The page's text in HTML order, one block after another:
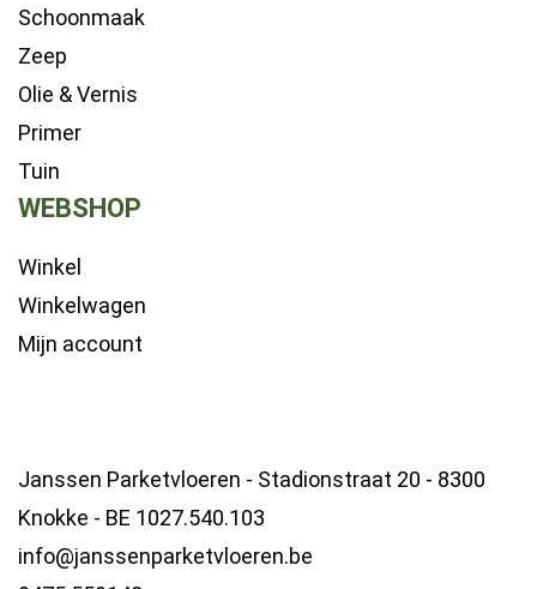
Schoonmaak
Zeep
Olie & Vernis
Primer
Tuin
WEBSHOP
Winkel
Winkelwagen
Mijn account
Janssen Parketvloeren - Stadionstraat 20 - 8300
Knokke - BE 1027.540.103
info@janssenparketvloeren.be